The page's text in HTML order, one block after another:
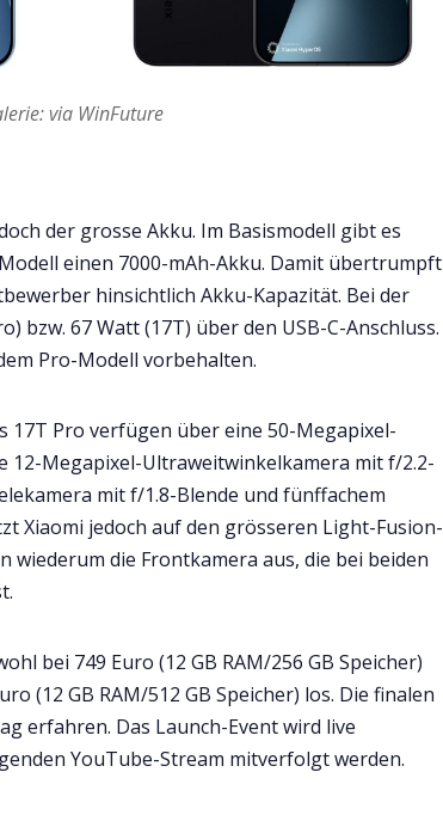
via WinFuture
der grosse Akku. Im Basismodell gibt es
einen 7000-mAh-Akku. Damit übertrumpft
hinsichtlich Akku-Kapazität. Bei der
bzw. 67 Watt (17T) über den USB-C-Anschluss.
Pro-Modell vorbehalten.
17T Pro verfügen über eine 50-Megapixel-
12-Megapixel-Ultraweitwinkelkamera mit f/2.2-
mit f/1.8-Blende und fünffachem
Xiaomi jedoch auf den grösseren Light-Fusion-
wiederum die Frontkamera aus, die bei beiden
bei 749 Euro (12 GB RAM/256 GB Speicher)
(12 GB RAM/512 GB Speicher) los. Die finalen
erfahren. Das Launch-Event wird live
YouTube-Stream mitverfolgt werden.